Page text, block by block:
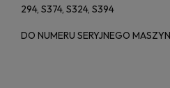
294, S374, S324, S394
DO NUMERU SERYJNEGO